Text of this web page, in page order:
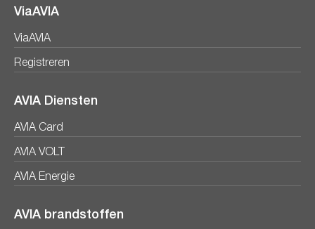
ViaAVIA
ViaAVIA
Registreren
AVIA Diensten
AVIA Card
AVIA VOLT
AVIA Energie
AVIA brandstoffen